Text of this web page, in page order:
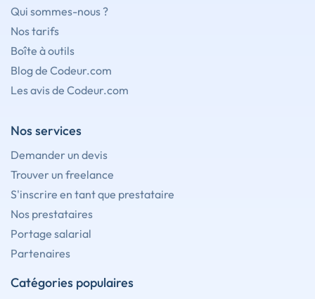
Qui sommes-nous ?
Nos tarifs
Boîte à outils
Blog de Codeur.com
Les avis de Codeur.com
Nos services
Demander un devis
Trouver un freelance
S'inscrire en tant que prestataire
Nos prestataires
Portage salarial
Partenaires
Catégories populaires